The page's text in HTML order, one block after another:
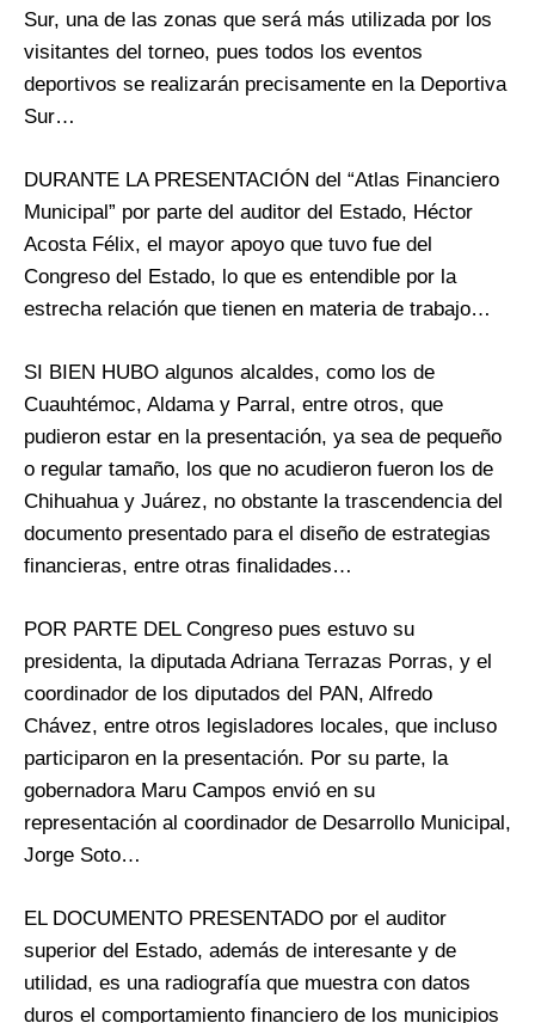
Sur, una de las zonas que será más utilizada por los
visitantes del torneo, pues todos los eventos
deportivos se realizarán precisamente en la Deportiva
Sur…
DURANTE LA PRESENTACIÓN del “Atlas Financiero
Municipal” por parte del auditor del Estado, Héctor
Acosta Félix, el mayor apoyo que tuvo fue del
Congreso del Estado, lo que es entendible por la
estrecha relación que tienen en materia de trabajo…
SI BIEN HUBO algunos alcaldes, como los de
Cuauhtémoc, Aldama y Parral, entre otros, que
pudieron estar en la presentación, ya sea de pequeño
o regular tamaño, los que no acudieron fueron los de
Chihuahua y Juárez, no obstante la trascendencia del
documento presentado para el diseño de estrategias
financieras, entre otras finalidades…
POR PARTE DEL Congreso pues estuvo su
presidenta, la diputada Adriana Terrazas Porras, y el
coordinador de los diputados del PAN, Alfredo
Chávez, entre otros legisladores locales, que incluso
participaron en la presentación. Por su parte, la
gobernadora Maru Campos envió en su
representación al coordinador de Desarrollo Municipal,
Jorge Soto…
EL DOCUMENTO PRESENTADO por el auditor
superior del Estado, además de interesante y de
utilidad, es una radiografía que muestra con datos
duros el comportamiento financiero de los municipios